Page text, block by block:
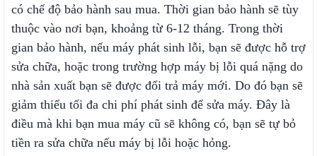
có chế độ bảo hành sau mua. Thời gian bảo hành sẽ tùy
thuộc vào nơi bạn, khoảng từ 6-12 tháng. Trong thời
gian bảo hành, nếu máy phát sinh lỗi, bạn sẽ được hỗ trợ
sửa chữa, hoặc trong trường hợp máy bị lỗi quá nặng do
nhà sản xuất bạn sẽ được đổi trả máy mới. Do đó bạn sẽ
giảm thiểu tối đa chi phí phát sinh để sửa máy. Đây là
điều mà khi bạn mua máy cũ sẽ không có, bạn sẽ tự bỏ
tiền ra sửa chữa nếu máy bị lỗi hoặc hỏng.